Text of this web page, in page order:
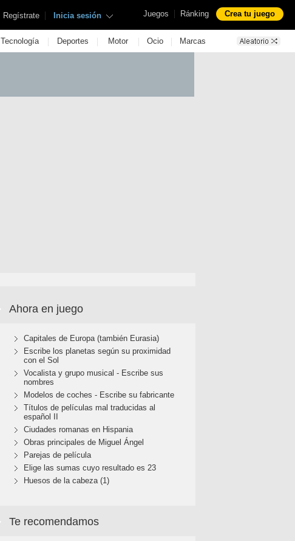
Juegos | Ránking Crea tu juego
Regístrate | Inicia sesión
Tecnología | Deportes | Motor | Ocio | Marcas
Ahora en juego
Capitales de Europa (también Eurasia)
Escribe los planetas según su proximidad
con el Sol
Vocalista y grupo musical - Escribe sus
nombres
Modelos de coches - Escribe su fabricante
Títulos de películas mal traducidas al
español II
Ciudades romanas en Hispania
Obras principales de Miguel Ángel
Parejas de película
Elige las sumas cuyo resultado es 23
Huesos de la cabeza (1)
Te recomendamos